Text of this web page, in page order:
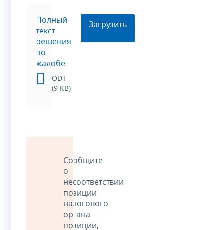
Полный
текст
решения
по
жалобе
ODT
(9 KB)
Загрузить
Сообщите
о
несоответствии
позиции
налогового
органа
позиции,